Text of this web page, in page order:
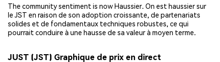
The community sentiment is now Haussier. On est haussier sur
le JST en raison de son adoption croissante, de partenariats
solides et de fondamentaux techniques robustes, ce qui
pourrait conduire à une hausse de sa valeur à moyen terme.
JUST (JST) Graphique de prix en direct